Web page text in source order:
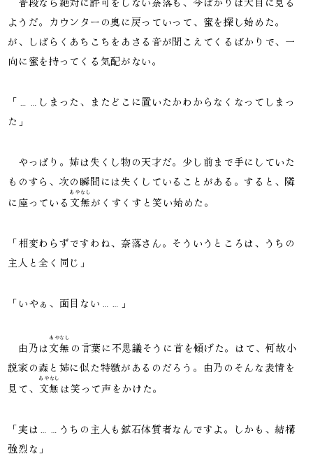
ようだ。カウンターの奥に戻っていって、蜜を探し始めた。
が、しばらくあちこちをあさる音が聞こえてくるばかりで、一
向に蜜を持ってくる気配がない。
「……しまった、またどこに置いたかわからなくなってしまっ
た」
やっぱり。姉は失くし物の天才だ。少し前まで手にしていた
ものすら、次の瞬間には失くしていることがある。すると、隣
に座っている 文無
あやなし
がくすくすと笑い始めた。
「相変わらずですわね、奈落さん。そういうところは、うちの
主人と全く同じ」
「いやぁ、面目ない……」
由乃は 文無
あやなし
の言葉に不思議そうに首を傾げた。はて、何故小
説家の森と姉に似た特徴があるのだろう。由乃のそんな表情を
見て、 文無
あやなし
は笑って声をかけた。
「実は……うちの主人も鉱石体質者なんですよ。しかも、結構
強烈な」